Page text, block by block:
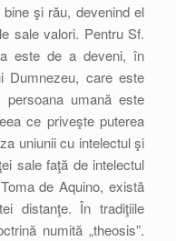
şi rău, devenind el
sale valori. Pentru Sf.
este de a deveni, în
Dumnezeu, care este
persoana umană este
ce priveşte puterea
uniunii cu intelectul şi
sale faţă de intelectul
de Aquino, există
distanţe. În tradiţiile
numită „theosis”.